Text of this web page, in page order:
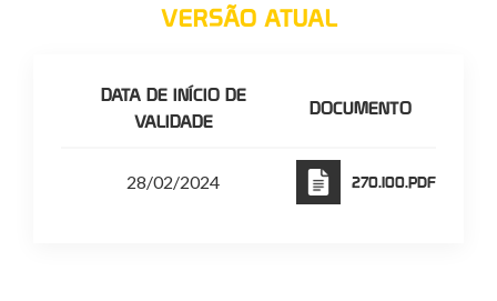
VERSÃO ATUAL
DATA DE INÍCIO DE
VALIDADE
DOCUMENTO
28/02/2024 270.I00.PDF